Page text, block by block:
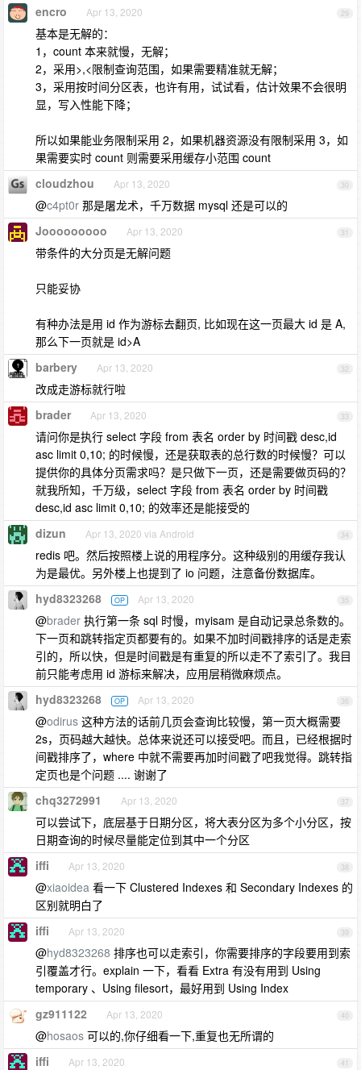
29
encro Apr 13, 2020
基本是无解的：
1，count 本来就慢，无解；
2，采用>,<限制查询范围，如果需要精准就无解；
3，采用按时间分区表，也许有用，试试看，估计效果不会很明
显，写入性能下降；
所以如果能业务限制采用 2，如果机器资源没有限制采用 3，如
果需要实时 count 则需要采用缓存小范围 count
30
cloudzhou Apr 13, 2020
@c4pt0r 那是屠龙术，千万数据 mysql 还是可以的
31
Jooooooooo Apr 13, 2020
带条件的大分页是无解问题
只能妥协
有种办法是用 id 作为游标去翻页, 比如现在这一页最大 id 是 A,
那么下一页就是 id>A
32
barbery Apr 13, 2020
改成走游标就行啦
33
brader Apr 13, 2020
请问你是执行 select 字段 from 表名 order by 时间戳 desc,id
asc limit 0,10; 的时候慢，还是获取表的总行数的时候慢？可以
提供你的具体分页需求吗？是只做下一页，还是需要做页码的？
就我所知，千万级，select 字段 from 表名 order by 时间戳
desc,id asc limit 0,10; 的效率还是能接受的
34
dizun Apr 13, 2020 via Android
redis 吧。然后按照楼上说的用程序分。这种级别的用缓存我认
为是最优。另外楼上也提到了 io 问题，注意备份数据库。
35
hyd8323268 OP Apr 13, 2020
@brader 执行第一条 sql 时慢，myisam 是自动记录总条数的。
下一页和跳转指定页都要有的。如果不加时间戳排序的话是走索
引的，所以快，但是时间戳是有重复的所以走不了索引了。我目
前只能考虑用 id 游标来解决，应用层稍微麻烦点。
36
hyd8323268 OP Apr 13, 2020
@odirus 这种方法的话前几页会查询比较慢，第一页大概需要
2s，页码越大越快。总体来说还可以接受吧。而且，已经根据时
间戳排序了，where 中就不需要再加时间戳了吧我觉得。跳转指
定页也是个问题 .... 谢谢了
37
chq3272991 Apr 13, 2020
可以尝试下，底层基于日期分区，将大表分区为多个小分区，按
日期查询的时候尽量能定位到其中一个分区
38
iffi Apr 13, 2020
@xiaoidea 看一下 Clustered Indexes 和 Secondary Indexes 的
区别就明白了
39
iffi Apr 13, 2020
@hyd8323268 排序也可以走索引，你需要排序的字段要用到索
引覆盖才行。explain 一下，看看 Extra 有没有用到 Using
temporary 、Using filesort，最好用到 Using Index
40
gz911122 Apr 13, 2020
@hosaos 可以的,你仔细看一下,重复也无所谓的
41
iffi Apr 13, 2020